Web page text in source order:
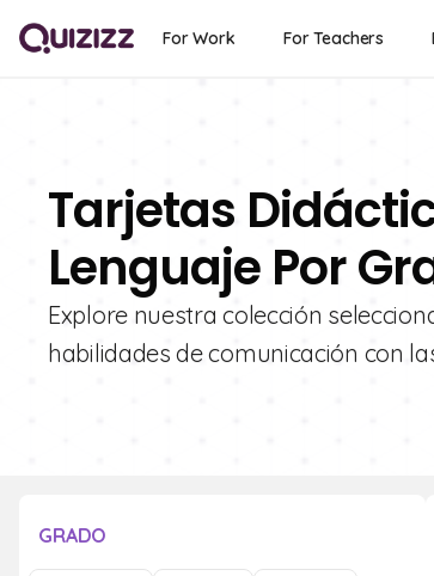
For Work For Teachers
Tarjetas
Lenguaje Por
Explore nuestra colección
habilidades de comunicación con
GRADO